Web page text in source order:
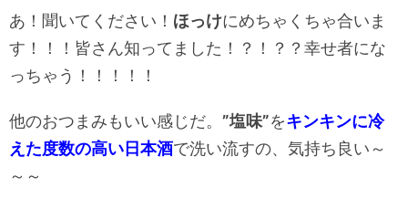
あ！聞いてください！ ほっけにめちゃくちゃ合いま
す！！！皆さん知ってました！？！？？幸せ者にな
っちゃう！！！！！
他のおつまみもいい感じだ。 ”塩味”をキンキンに冷
えた度数の高い日本酒で洗い流すの、気持ち良い～
～～